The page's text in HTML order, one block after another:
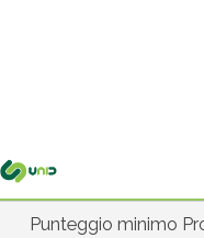
Punteggio minimo